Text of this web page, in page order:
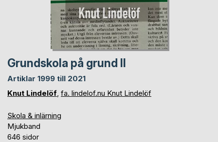
Grundskola på grund II
Artiklar 1999 till 2021
Knut Lindelöf fa. lindelof.nu Knut Lindelöf
Skola & inlärning
Mjukband
646 sidor